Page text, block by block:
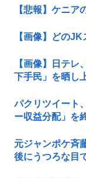
【悲報】ケニ
【画像】どの
【画像】日テ
下手民」を晒し
パクリツイート
ー収益分配」を
元ジャンポケ斉
後にうつろな目